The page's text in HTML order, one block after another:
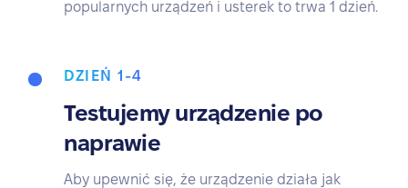
popularnych urządzeń i usterek to trwa 1 dzień.
DZIEŃ 1-4
Testujemy urządzenie po
naprawie
Aby upewnić się, że urządzenie działa jak